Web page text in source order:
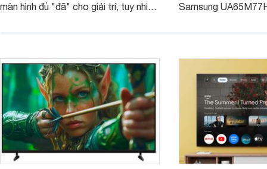
màn hình đủ "đã" cho giải trí, tuy nhiên
dùng cho phòng bao nhiêu m2?
Samsung